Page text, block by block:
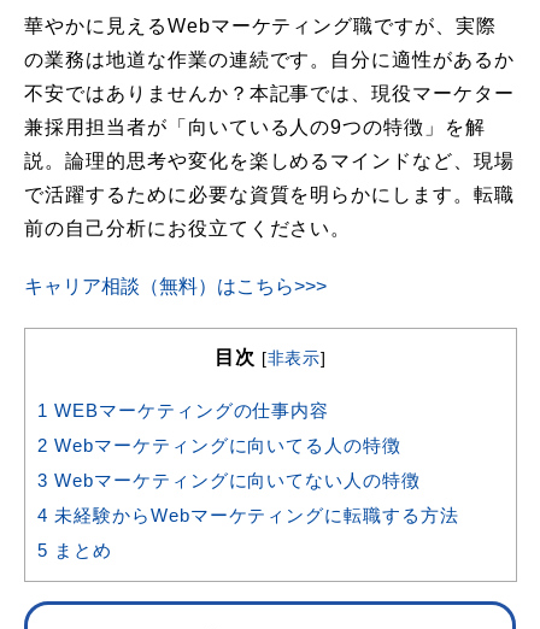
華やかに見えるWebマーケティング職ですが、実際
の業務は地道な作業の連続です。自分に適性があるか
不安ではありませんか？本記事では、現役マーケター
兼採用担当者が「向いている人の9つの特徴」を解
説。論理的思考や変化を楽しめるマインドなど、現場
で活躍するために必要な資質を明らかにします。転職
前の自己分析にお役立てください。
キャリア相談（無料）はこちら>>>
目次 [非表示]
1 WEBマーケティングの仕事内容
2 Webマーケティングに向いてる人の特徴
3 Webマーケティングに向いてない人の特徴
4 未経験からWebマーケティングに転職する方法
5 まとめ